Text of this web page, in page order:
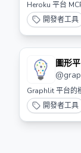
Heroku 平台
開發者工具
圖形
@
Graphlit 平台的
開發者工具